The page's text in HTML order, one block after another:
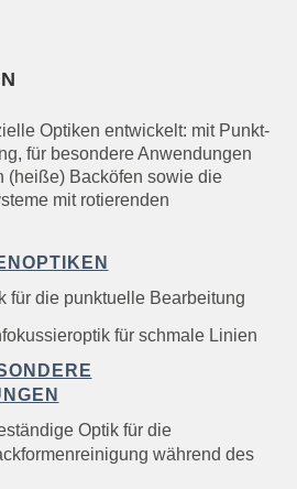
Optiken entwickelt: mit Punkt-
für besondere Anwendungen
(heiße) Backöfen sowie die
mit rotierenden
für die punktuelle Bearbeitung
für schmale Linien
Optik für die
während des